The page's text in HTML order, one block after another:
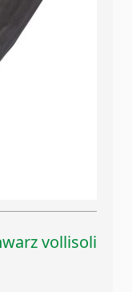
vollisoli